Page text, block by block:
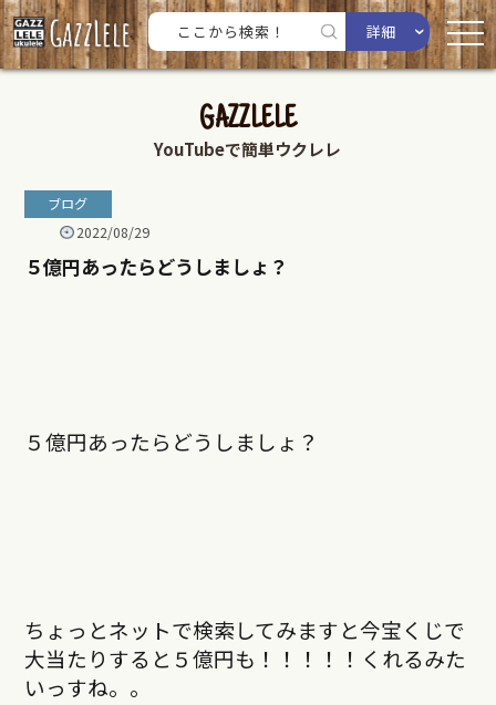
詳細
GAZZLELE
YouTubeで簡単ウクレレ
ブログ
2022/08/29
５億円あったらどうしましょ？
５億円あったらどうしましょ？
ちょっとネットで検索してみますと今宝くじで
大当たりすると５億円も！！！！！くれるみた
いっすね。。